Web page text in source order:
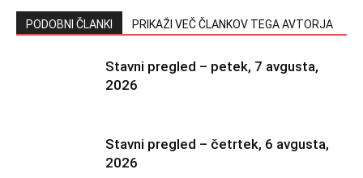
PODOBNI ČLANKI PRIKAŽI VEČ ČLANKOV TEGA AVTORJA
Stavni pregled – petek, 7 avgusta,
2026
Stavni pregled – četrtek, 6 avgusta,
2026